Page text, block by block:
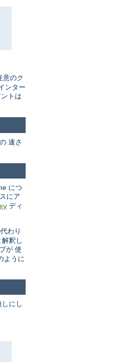
意のク
ンター
トは
速さ
につ
にア
ディ
わり
釈し
が 使
ように
にし